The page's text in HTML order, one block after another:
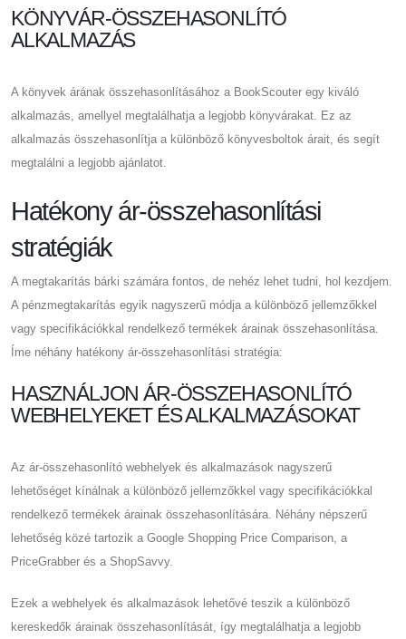
KÖNYVÁR-ÖSSZEHASONLÍTÓ
ALKALMAZÁS
A könyvek árának összehasonlításához a BookScouter egy kiváló
alkalmazás, amellyel megtalálhatja a legjobb könyvárakat. Ez az
alkalmazás összehasonlítja a különböző könyvesboltok árait, és segít
megtalálni a legjobb ajánlatot.
Hatékony ár-összehasonlítási
stratégiák
A megtakarítás bárki számára fontos, de nehéz lehet tudni, hol kezdjem.
A pénzmegtakarítás egyik nagyszerű módja a különböző jellemzőkkel
vagy specifikációkkal rendelkező termékek árainak összehasonlítása.
Íme néhány hatékony ár-összehasonlítási stratégia:
HASZNÁLJON ÁR-ÖSSZEHASONLÍTÓ
WEBHELYEKET ÉS ALKALMAZÁSOKAT
Az ár-összehasonlító webhelyek és alkalmazások nagyszerű
lehetőséget kínálnak a különböző jellemzőkkel vagy specifikációkkal
rendelkező termékek árainak összehasonlítására. Néhány népszerű
lehetőség közé tartozik a Google Shopping Price Comparison, a
PriceGrabber és a ShopSavvy.
Ezek a webhelyek és alkalmazások lehetővé teszik a különböző
kereskedők árainak összehasonlítását, így megtalálhatja a legjobb